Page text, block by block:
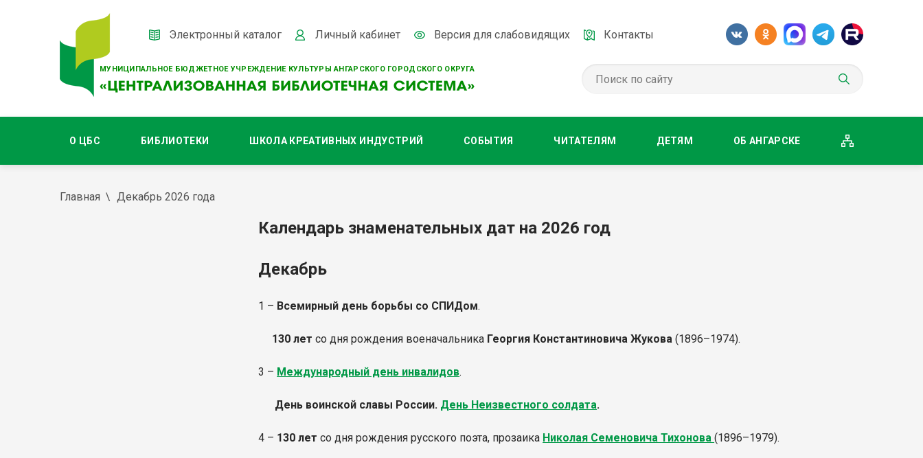
МУНИЦИПАЛЬНОЕ БЮДЖЕТНОЕ УЧРЕЖДЕНИЕ КУЛЬТУРЫ АНГАРСКОГО ГОРОДСКОГО ОКРУГА
Электронный каталог Личный кабинет Версия для слабовидящих Контакты
О ЦБС БИБЛИОТЕКИ ШКОЛА КРЕАТИВНЫХ ИНДУСТРИЙ СОБЫТИЯ ЧИТАТЕЛЯМ ДЕТЯМ ОБ АНГАРСКЕ
Главная Декабрь 2026 года
Календарь знаменательных дат на 2026 год
Декабрь
1 – Всемирный день борьбы со СПИДом.
130 лет со дня рождения военачальника Георгия Константиновича Жукова(1896–1974).
3 – Международный день инвалидов.
День воинской славы России. День Неизвестного солдата.
4 – 130 лет со дня рождения русского поэта, прозаика Николая Семеновича Тихонова(1896–1979).